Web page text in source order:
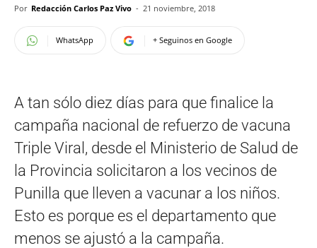
Por Redacción Carlos Paz Vivo - 21 noviembre, 2018
WhatsApp + Seguinos en Google
A tan sólo diez días para que finalice la
campaña nacional de refuerzo de vacuna
Triple Viral, desde el Ministerio de Salud de
la Provincia solicitaron a los vecinos de
Punilla que lleven a vacunar a los niños.
Esto es porque es el departamento que
menos se ajustó a la campaña.